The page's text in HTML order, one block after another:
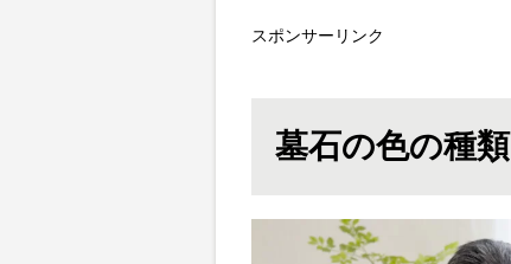
スポンサーリンク
墓石の色の種類